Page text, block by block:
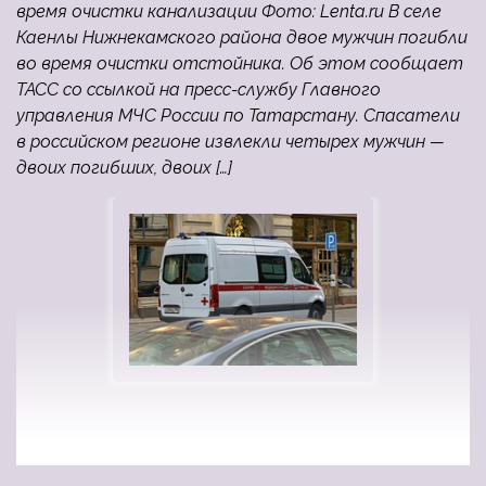
время очистки канализации Фото: Lenta.ru В селе
Каенлы Нижнекамского района двое мужчин погибли
во время очистки отстойника. Об этом сообщает
ТАСС со ссылкой на пресс-службу Главного
управления МЧС России по Татарстану. Спасатели
в российском регионе извлекли четырех мужчин —
двоих погибших, двоих […]